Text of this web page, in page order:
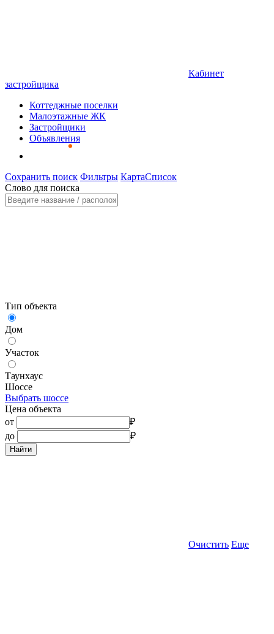
Кабинет
застройщика
Коттеджные поселки
Малоэтажные ЖК
Застройщики
Объявления
Сохранить поиск Фильтры КартаСписок
Слово для поиска
Тип объекта
Дом
Участок
Таунхаус
Шоссе
Выбрать шоссе
Цена объекта
от
₽
до
₽
Найти
Очистить Еще